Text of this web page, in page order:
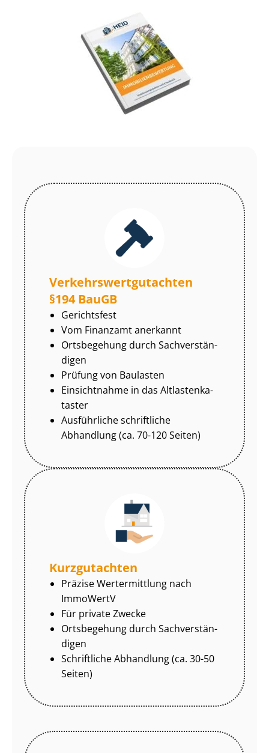
Ver­kehrs­wert­gut­ach­ten
§194 BauGB
Gerichtsfest
Vom Finanzamt anerkannt
Ortsbegehung durch Sach­ver­stän­
di­gen
Prüfung von Baulasten
Einsichtnahme in das Alt­las­ten­ka­
tas­ter
Ausführliche schriftliche
Abhandlung (ca. 70-120 Seiten)
Kurzgutachten
Präzise Wertermittlung nach
ImmoWertV
Für private Zwecke
Ortsbegehung durch Sach­ver­stän­
di­gen
Schriftliche Abhandlung (ca. 30-50
Seiten)